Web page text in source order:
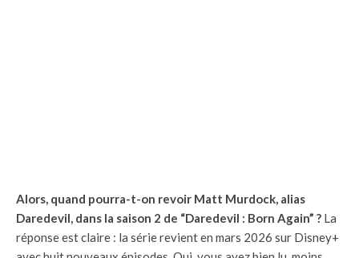
Alors, quand pourra-t-on revoir Matt Murdock, alias
Daredevil, dans la saison 2 de “Daredevil : Born Again” ? La
réponse est claire : la série revient en mars 2026 sur Disney+